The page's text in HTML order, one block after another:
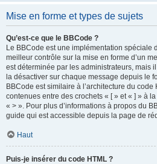
Mise en forme et types de sujets
Qu’est-ce que le BBCode ?
Le BBCode est une implémentation spéciale
meilleur contrôle sur la mise en forme d’un
est déterminée par les administrateurs, mais
la désactiver sur chaque message depuis le
BBCode est similaire à l’architecture du
contenues entre des crochets « [ » et « ] » à
« > ». Pour plus d’informations à propos du
guide qui est accessible depuis la page de
Haut
Puis-je insérer du code HTML ?